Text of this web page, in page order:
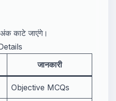
काटे जाएंगे।
जानकारी
Objective MCQs